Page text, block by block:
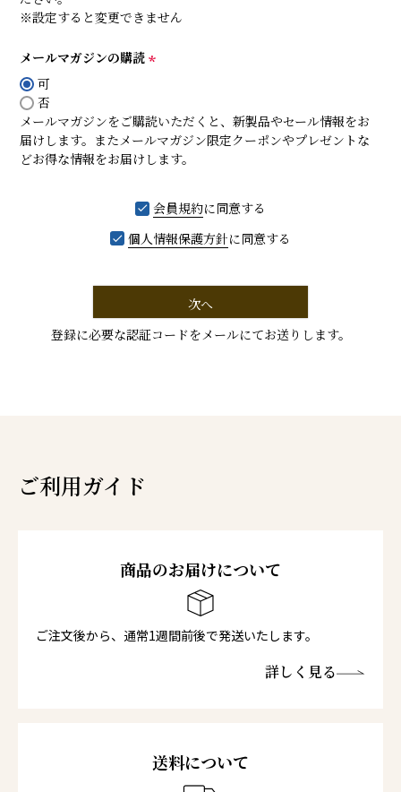
※設定すると変更できません
メールマガジンの購読
須
)
可
否
メールマガジンをご購読いただくと、新製品やセール情報をお
届けします。またメールマガジン限定クーポンやプレゼントな
どお得な情報をお届けします。
会員規約に同意する
個人情報保護方針に同意する
次へ
登録に必要な認証コードをメールにてお送りします。
ご利用ガイド
商品のお届けについて
ご注文後から、通常1週間前後で発送いたします。
詳しく見る
送料について